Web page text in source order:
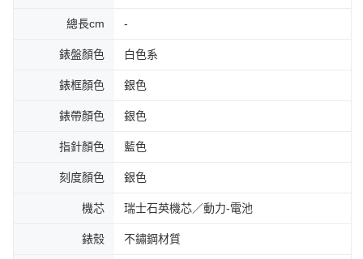
總長cm -
錶盤顏色 白色系
錶框顏色 銀色
錶帶顏色 銀色
指針顏色 藍色
刻度顏色 銀色
機芯 瑞士石英機芯／動力-電池
錶殼 不鏽鋼材質